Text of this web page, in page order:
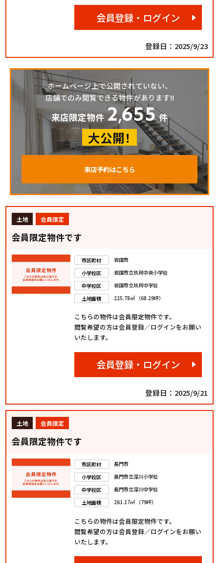
会員登録・ログイン
登録日：2025/9/23
ホームページ上で公開されていない、
店舗でのみ閲覧できる物件があります!!
来店限定物件 2,655 件
大公開！
来店予約はこちら
土地 会員限定
会員限定物件です
市区町村
岩国市
小学校区
岩国市立玖珂中央小学校
中学校区
岩国市立玖珂中学校
土地面積
225.78㎡ （68.29坪）
こちらの物件は会員限定物件です。
閲覧希望の方は会員登録／ログインをお願い
いたします。
会員登録・ログイン
登録日：2025/9/21
土地 会員限定
会員限定物件です
市区町村
長門市
小学校区
長門市立深川小学校
中学校区
長門市立深川中学校
土地面積
261.17㎡ （79坪）
こちらの物件は会員限定物件です。
閲覧希望の方は会員登録／ログインをお願い
いたします。